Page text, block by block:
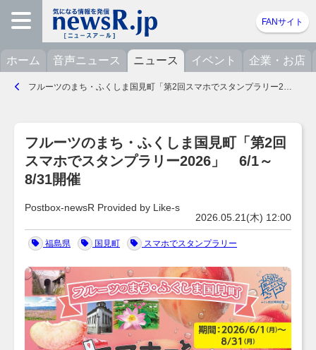
FANサイト
ホーム 音声ニュース ニュース イベント 企業・お店
フルーツのまち・ふくしま国見町「第2回スマホでスタンプラリー2026」 6/1～8/31開催（Postbox-newsR Provided by Like-s）- 2026.05.21(木) 12:00
フルーツのまち・ふくしま国見町「第2回
スマホでスタンプラリー2026」 6/1～
8/31開催
Postbox-newsR Provided by Like-s
2026.05.21(木) 12:00
福島県 国見町 スマホでスタンプラリー